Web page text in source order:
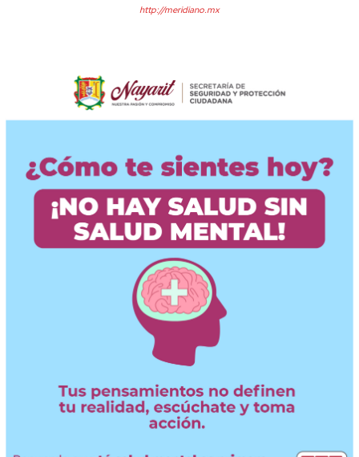
http://meridiano.mx